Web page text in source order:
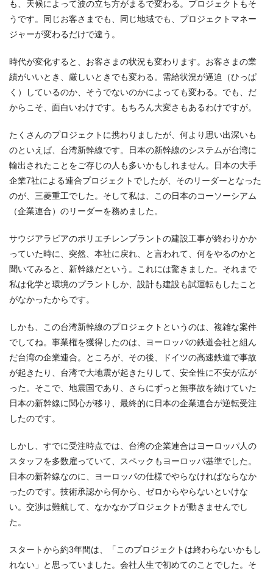
も、天候によって波の立ち方がまるで変わる。プロジェクトもそ
うです。同じお客さまでも、同じ地域でも、プロジェクトマネー
ジャーが変わるだけで違う。
時代が変化すると、お客さまの状況も変わります。お客さまの業
績がいいとき、厳しいときでも変わる。需給状況が逼迫（ひっぱ
く）しているのか、そうでないのかによっても変わる。でも、だ
からこそ、面白いわけです。もちろん大変さもあるわけですが。
たくさんのプロジェクトに携わりましたが、何より思い出深いも
のといえば、台湾新幹線です。日本の新幹線のシステムが台湾に
輸出されたことをご存じの人も多いかもしれません。日本の大手
企業7社による連合プロジェクトでしたが、そのリーダーとなった
のが、三菱重工でした。そして私は、この日本のコーソーシアム
（企業連合）のリーダーを務めました。
サウジアラビアのポリエチレンプラントの建設工事が終わりかか
っていた時に、突然、本社に戻れ、と言われて、何をやるのかと
聞いてみると、新幹線だという。これには驚きました。それまで
私は化学と環境のプラントしか、設計も建設も試運転もしたこと
がなかったからです。
しかも、この台湾新幹線のプロジェクトというのは、複雑な案件
でしてね。事業権を獲得したのは、ヨーロッパの鉄道会社と組ん
だ台湾の企業連合。ところが、その後、ドイツの高速鉄道で事故
が起きたり、台湾で大地震が起きたりして、安全性に不安が広が
った。そこで、地震国であり、さらにずっと無事故を続けていた
日本の新幹線に関心が移り、最終的に日本の企業連合が逆転受注
したのです。
しかし、すでに受注時点では、台湾の企業連合はヨーロッパ人の
スタッフを多数雇っていて、スペックもヨーロッパ基準でした。
日本の新幹線なのに、ヨーロッパの仕様でやらなければならなか
ったのです。技術承認から何から、ゼロからやらないといけな
い。交渉は難航して、なかなかプロジェクトが動きませんでし
た。
スタートから約3年間は、「このプロジェクトは終わらないかもし
れない」と思っていました。会社人生で初めてのことでした。そ